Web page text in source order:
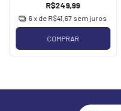
R$249,99
6x de R$41,67 sem juros
COMPRAR